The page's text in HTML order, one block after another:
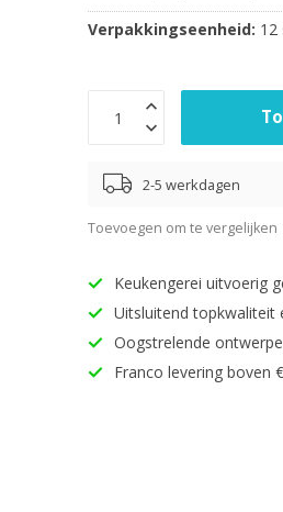
Verpakkingseenheid: 12
2-5 werkdagen
Toevoegen om te vergelijken
Keukengerei uitvoerig
Uitsluitend topkwaliteit
Oogstrelende
Franco levering boven